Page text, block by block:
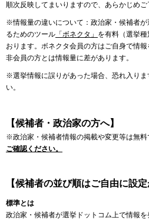
順次反映してまいりますので、あらかじめご
※情報量の違いについて：政治家・候補者
るためのツール 「ボネクタ」 を有料（選挙
おります。ボネクタ会員の方はご自身で情報
非会員の方とは情報量に差があります。
※選挙情報に誤りがあった場合、恐れ入りま
い。
【候補者・政治家の方へ】
※政治家・候補者情報の掲載や変更等は無料
ご確認ください。
【候補者の並び順はご自由に設定
標準とは
政治家・候補者が選挙ドットコム上で情報